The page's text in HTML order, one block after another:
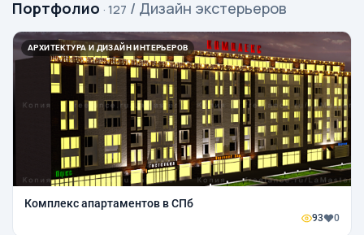
Портфолио · 127 / Дизайн экстерьеров
АРХИТЕКТУРА И ДИЗАЙН ИНТЕРЬЕРОВ
Комплекс апартаментов в СПб
93 0